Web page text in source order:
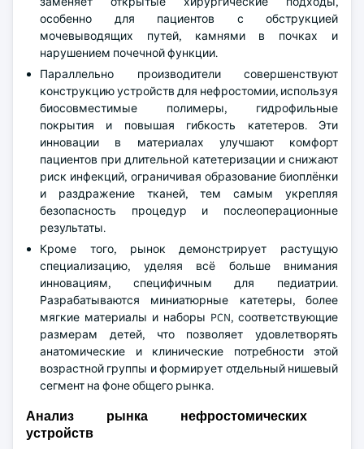
особенно для пациентов с обструкцией
мочевыводящих путей, камнями в почках и
нарушением почечной функции.
Параллельно производители совершенствуют
конструкцию устройств для нефростомии, используя
биосовместимые полимеры, гидрофильные
покрытия и повышая гибкость катетеров. Эти
инновации в материалах улучшают комфорт
пациентов при длительной катетеризации и снижают
риск инфекций, ограничивая образование биоплёнки
и раздражение тканей, тем самым укрепляя
безопасность процедур и послеоперационные
результаты.
Кроме того, рынок демонстрирует растущую
специализацию, уделяя всё больше внимания
инновациям, специфичным для педиатрии.
Разрабатываются миниатюрные катетеры, более
мягкие материалы и наборы PCN, соответствующие
размерам детей, что позволяет удовлетворять
анатомические и клинические потребности этой
возрастной группы и формирует отдельный нишевый
сегмент на фоне общего рынка.
Анализ рынка нефростомических
устройств